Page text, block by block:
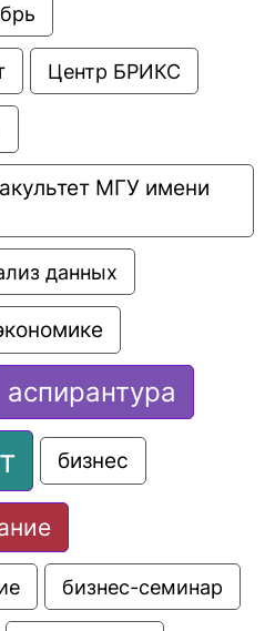
Центр БРИКС
МГУ имени
данных
аспирантура
бизнес
бизнес-семинар